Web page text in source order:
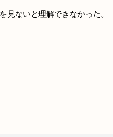
を見ないと理解できなかった。